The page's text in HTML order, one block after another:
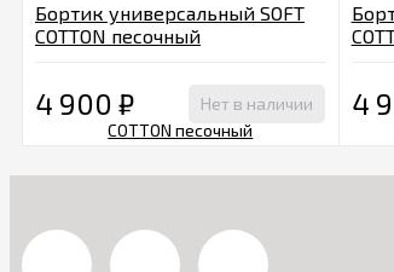
Бортик универсальный SOFT
COTTON песочный
4 900 ₽ Нет в наличии 4